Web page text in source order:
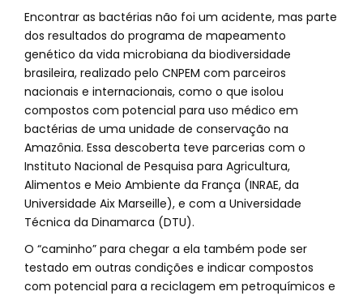
Encontrar as bactérias não foi um acidente, mas parte
dos resultados do programa de mapeamento
genético da vida microbiana da biodiversidade
brasileira, realizado pelo CNPEM com parceiros
nacionais e internacionais, como o que isolou
compostos com potencial para uso médico em
bactérias de uma unidade de conservação na
Amazônia. Essa descoberta teve parcerias com o
Instituto Nacional de Pesquisa para Agricultura,
Alimentos e Meio Ambiente da França (INRAE, da
Universidade Aix Marseille), e com a Universidade
Técnica da Dinamarca (DTU).
O “caminho” para chegar a ela também pode ser
testado em outras condições e indicar compostos
com potencial para a reciclagem em petroquímicos e